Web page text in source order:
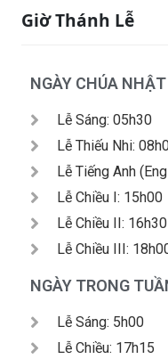
Giờ Thánh Lễ
NGÀY CHÚA NHẬT
Lễ Sáng: 05h30
Lễ Thiếu Nhi:
Lễ Tiếng Anh
Lễ Chiều I: 15h00
Lễ Chiều II: 16h30
Lễ Chiều III:
NGÀY TRONG
Lễ Sáng: 5h00
Lễ Chiều: 17h15